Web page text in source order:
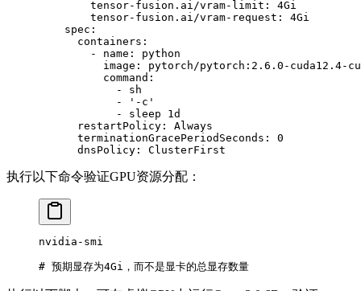
        tensor-fusion.ai/vram-limit
: 4Gi
        tensor-fusion.ai/vram-request
: 4Gi
    spec
:
      containers
:
        -
name : python
          image
: pytorch/pytorch:2.6.0-cuda12.4-
          command
:
            -
sh
            -
'-c'
            -
sleep 1d
      restartPolicy
: Always
      terminationGracePeriodSeconds
: 0
      dnsPolicy
: ClusterFirst
执行以下命令验证GPU资源分配：
nvidia-smi
# 预期显存为4Gi，而不是显卡的总显存数量